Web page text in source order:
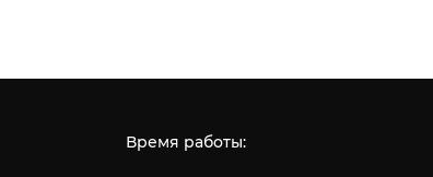
Время работы: